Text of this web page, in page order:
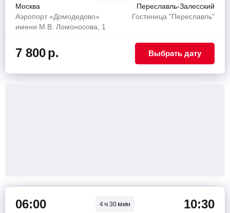
Москва
Переславль-Залесский
Аэропорт «Домодедово»
имени М.В. Ломоносова, 1
Гостиница "Переславль"
7 800р. Выбрать дату
06:00 4ч 30 мин 10:30